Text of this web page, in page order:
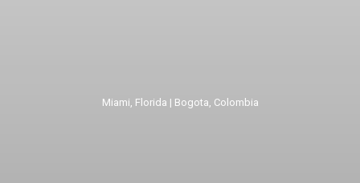
Miami, Florida | Bogota, Colombia